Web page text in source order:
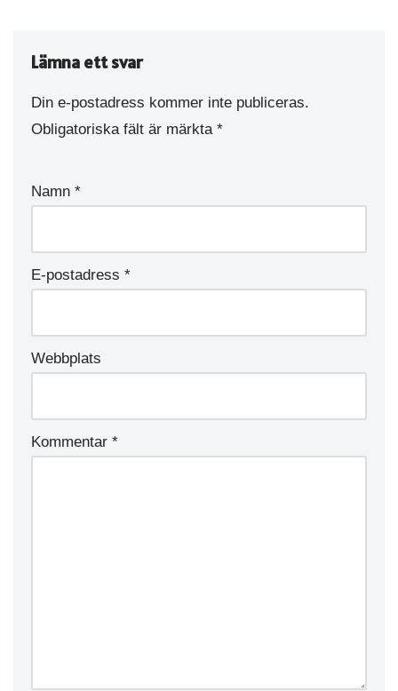
Lämna ett svar
Din e-postadress kommer inte publiceras.
Obligatoriska fält är märkta *
Namn *
E-postadress *
Webbplats
Kommentar *